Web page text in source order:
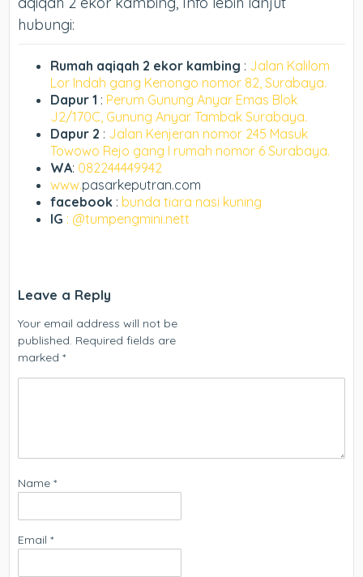
hubungi:
Rumah aqiqah 2 ekor kambing : Jalan Kalilom
Lor Indah gang Kenongo nomor 82, Surabaya.
Dapur 1 : Perum Gunung Anyar Emas Blok
J2/170C, Gunung Anyar Tambak Surabaya.
Dapur 2 : Jalan Kenjeran nomor 245 Masuk
Towowo Rejo gang I rumah nomor 6 Surabaya.
WA: 082244449942
www.pasarkeputran.com
facebook : bunda tiara nasi kuning
IG : @tumpengmini.nett
Leave a Reply
Your email address will not be
published. Required fields are
marked*
Name*
Email*